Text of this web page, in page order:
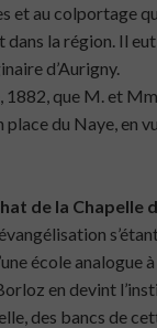
et au colportage
dans la région. Il
d’Aurigny.
1882, que M. et
du Naye, en
de la Chapelle
école analogue
en devint
des bancs de